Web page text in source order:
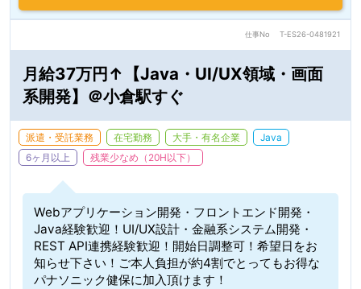
仕事No T-ES26-0481921
月給37万円↑【Java・UI/UX領域・画面
系開発】＠小倉駅すぐ
派遣・受託業務 在宅勤務 大手・有名企業
Java
6ヶ月以上
残業少なめ（20H以下）
Webアプリケーション開発・フロントエンド開発・
Java経験歓迎！UI/UX設計・金融系システム開発・
REST API連携経験歓迎！開始日調整可！希望日をお
知らせ下さい！ご本人負担が約4割でとってもお得な
パナソニック健保に加入頂けます！